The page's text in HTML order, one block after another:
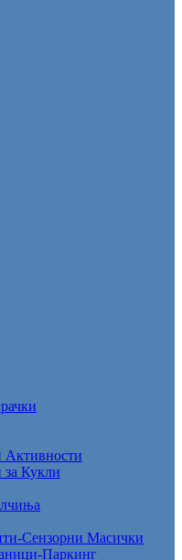
Активности
Кукли
Сензорни Масички
Паркинг